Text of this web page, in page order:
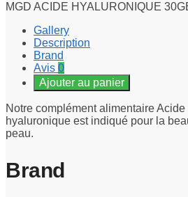
MGD ACIDE HYALURONIQUE
Gallery
Description
Brand
Avis 0
Ajouter au panier
Notre complément alimentaire Acide
hyaluronique est indiqué pour la
peau.
Brand